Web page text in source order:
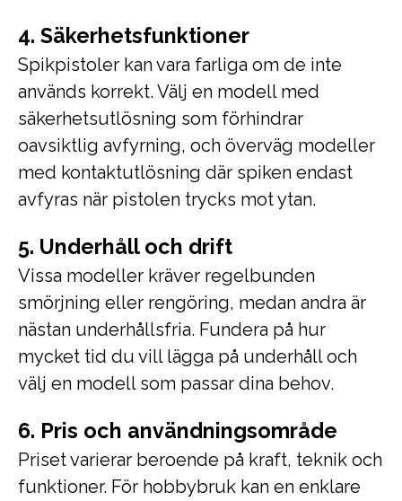
4. Säkerhetsfunktioner
Spikpistoler kan vara farliga om de inte
används korrekt. Välj en modell med
säkerhetsutlösning som förhindrar
oavsiktlig avfyrning, och överväg modeller
med kontaktutlösning där spiken endast
avfyras när pistolen trycks mot ytan.
5. Underhåll och drift
Vissa modeller kräver regelbunden
smörjning eller rengöring, medan andra är
nästan underhållsfria. Fundera på hur
mycket tid du vill lägga på underhåll och
välj en modell som passar dina behov.
6. Pris och användningsområde
Priset varierar beroende på kraft, teknik och
funktioner. För hobbybruk kan en enklare